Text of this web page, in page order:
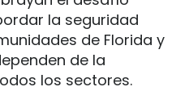
la seguridad
de Florida y
de la
los sectores.